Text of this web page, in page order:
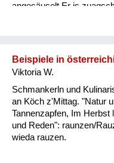
angesäuselt Er is
schon gaunz steif Der is
Radierer Blunzenfett sein
Beispiele in
Viktoria W.
Schmankerln und
an Köch z'Mittag. "Natur
Tannenzapfen, Im Herbst
und Reden": raunzen/
wieda rauzen.